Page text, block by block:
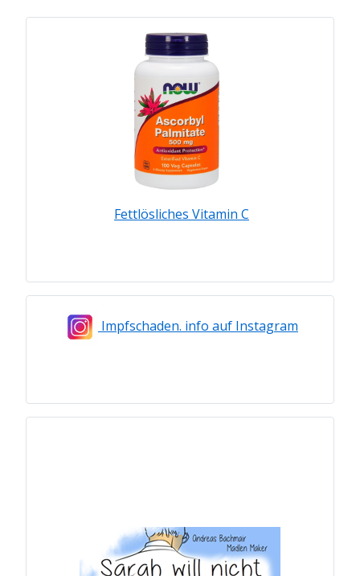
Fettlösliches Vitamin C
Impfschaden. info auf Instagram